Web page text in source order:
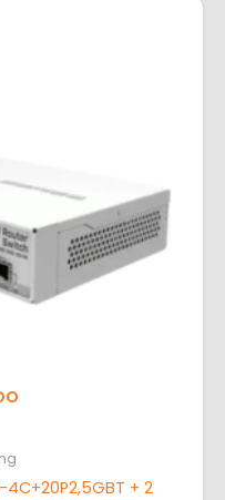
4C+20P2,5GBT + 2